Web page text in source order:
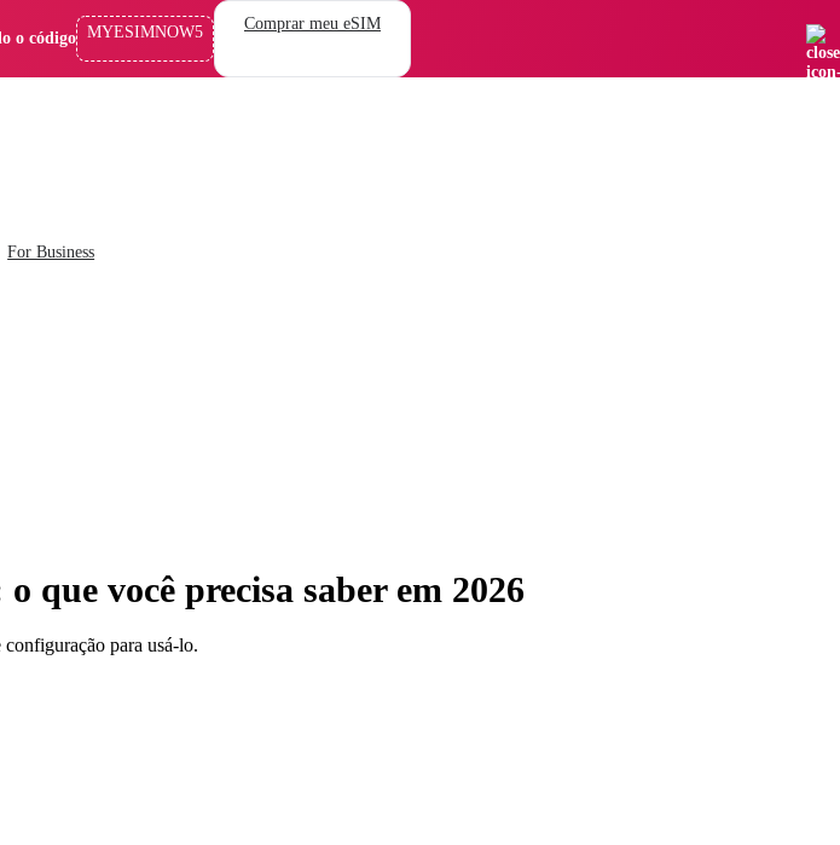
o código MYESIMNOW5 Comprar meu eSIM
For Business
que você precisa saber em 2026
para usá-lo.